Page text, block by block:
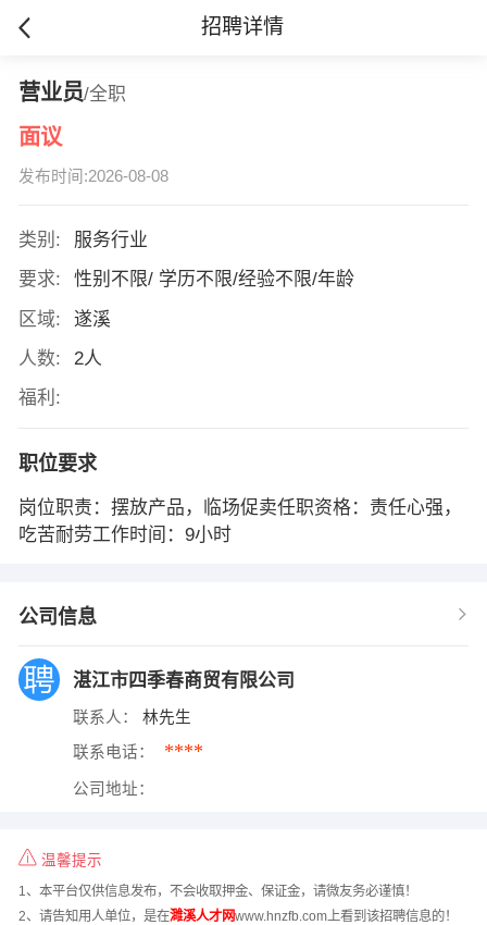
招聘详情
营业员/全职
面议
发布时间:2026-08-08
类别:
服务行业
要求:
性别不限/ 学历不限/经验不限/年龄
区域:
遂溪
人数:
2人
福利:
职位要求
岗位职责：摆放产品，临场促卖任职资格：责任心强，
吃苦耐劳工作时间：9小时
公司信息
湛江市四季春商贸有限公司
联系人： 林先生
联系电话： ****
公司地址：
温馨提示
1、本平台仅供信息发布，不会收取押金、保证金，请微友务必谨慎！
2、请告知用人单位，是在濉溪人才网www.hnzfb.com上看到该招聘信息的！